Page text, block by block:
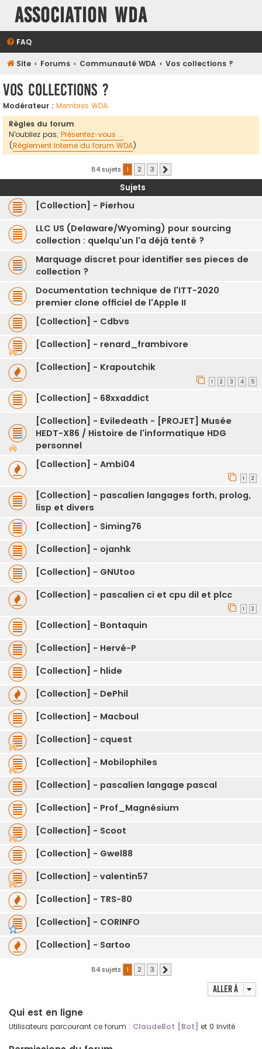
Association WDA
FAQ
Site Forums Communauté WDA Vos collections ?
Vos collections ?
Modérateur : Membres WDA
Règles du forum
N'oubliez pas; Présentez-vous ...
(Règlement interne du forum WDA)
84 sujets 1 2 3
Sujets
[Collection] - Pierhou
LLC US (Delaware/Wyoming) pour sourcing
collection : quelqu'un l'a déjà tenté ?
Marquage discret pour identifier ses pieces de
collection ?
Documentation technique de l'ITT-2020
premier clone officiel de l'Apple II
[Collection] - Cdbvs
[Collection] - renard_frambivore
[Collection] - Krapoutchik
1 2 3 4 5
[Collection] - 68xxaddict
[Collection] - Eviledeath - [PROJET] Musée
HEDT-X86 / Histoire de l'informatique HDG
personnel
[Collection] - Ambi04
1 2
[Collection] - pascalien langages forth, prolog,
lisp et divers
[Collection] - Siming76
[Collection] - ojanhk
[Collection] - GNUtoo
[Collection] - pascalien ci et cpu dil et plcc
1 2
[Collection] - Bontaquin
[Collection] - Hervé-P
[Collection] - hlide
[Collection] - DePhil
[Collection] - Macboul
[Collection] - cquest
[Collection] - Mobilophiles
[Collection] - pascalien langage pascal
[Collection] - Prof_Magnésium
[Collection] - Scoot
[Collection] - Gwel88
[Collection] - valentin57
[Collection] - TRS-80
[Collection] - CORINFO
[Collection] - Sartoo
84 sujets 1 2 3
Aller à
Qui est en ligne
Utilisateurs parcourant ce forum : ClaudeBot [Bot] et 0 invité